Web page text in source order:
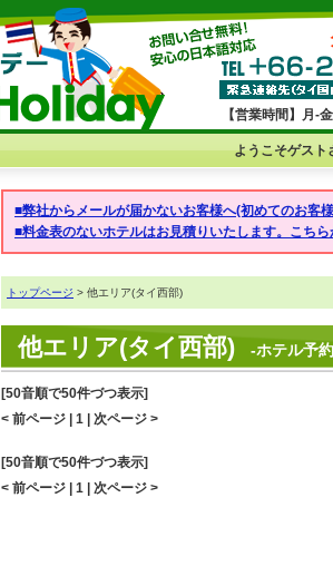
【営業時間】月-
ようこそゲスト
■弊社からメールが届かないお客様へ(初めてのお客
■料金表のないホテルはお見積りいたします。こちら
トップページ > 他エリア(タイ西部)
他エリア(タイ西部) -ホテル予
[50音順で50件づつ表示]
< 前ページ | 1 | 次ページ >
[50音順で50件づつ表示]
< 前ページ | 1 | 次ページ >